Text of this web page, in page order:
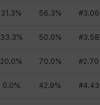
31.3% 56.3% #3.06
33.3% 50.0% #3.58
20.0% 70.0% #2.70
0.0% 42.9% #4.43